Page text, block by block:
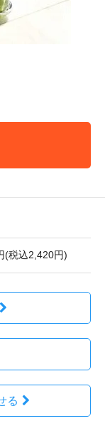
(税込2,420円)
る